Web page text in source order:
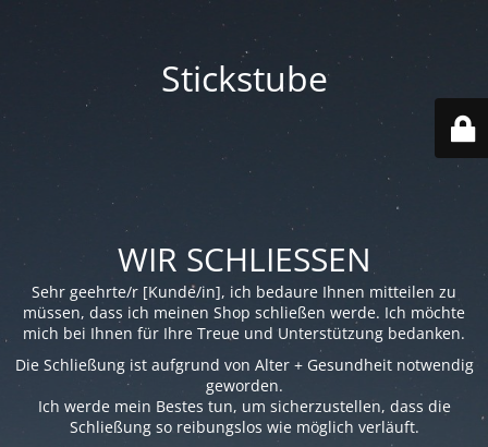
Stickstube
WIR SCHLIESSEN
Sehr geehrte/r [Kunde/in], ich bedaure Ihnen mitteilen zu
müssen, dass ich meinen Shop schließen werde. Ich möchte
mich bei Ihnen für Ihre Treue und Unterstützung bedanken.
Die Schließung ist aufgrund von Alter + Gesundheit notwendig
geworden.
Ich werde mein Bestes tun, um sicherzustellen, dass die
Schließung so reibungslos wie möglich verläuft.